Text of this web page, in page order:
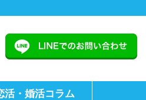
活・婚活コラム